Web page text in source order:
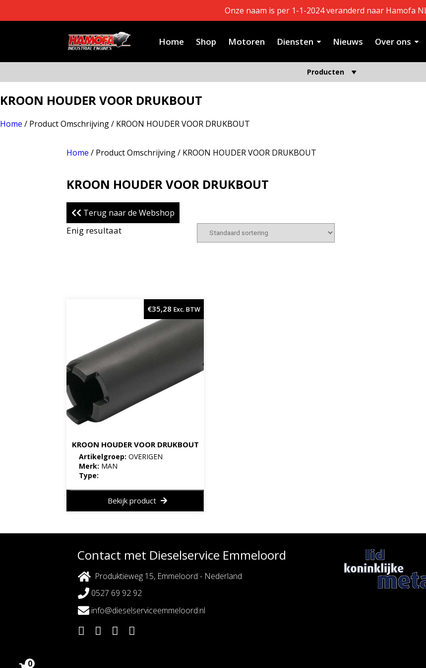
Onze naam is per 1-1-2024 veranderd naar Hamofa
0
Home Shop Motoren Diensten Nieuws Over ons
Producten
KROON HOUDER VOOR DRUKBOUT
Home / Product Omschrijving / KROON HOUDER VOOR DRUKBOUT
Home / Product Omschrijving / KROON HOUDER VOOR DRUKBOUT
KROON HOUDER VOOR DRUKBOUT
Terug naar de Webshop
Enig resultaat
KROON HOUDER VOOR DRUKBOUT
Artikelgroep:OVERIGEN
Merk: MAN
Type:
€35,28 Exc. BTW
Bekijk product
Contact met Dieselservice Emmeloord
Produktieweg 15, Emmeloord - Nederland
0527 69 92 92
info@dieselserviceemmeloord.nl